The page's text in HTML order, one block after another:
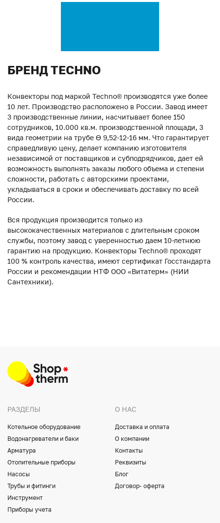
БРЕНД TECHNO
Конвекторы под маркой Techno® производятся уже более
10 лет. Производство расположено в России. Завод имеет
3 производственные линии, насчитывает более 150
сотрудников, 10.000 кв.м. производственной площади, 3
вида геометрии на трубе ϴ 9,52-12-16 мм. Что гарантирует
справедливую цену, делает компанию изготовителя
независимой от поставщиков и субподрядчиков, дает ей
возможность выполнять заказы любого объема и степени
сложности, работать с авторскими проектами,
укладываться в сроки и обеспечивать доставку по всей
России.
Вся продукция производится только из
высококачественных материалов с длительным сроком
службы, поэтому завод с уверенностью даем 10-летнюю
гарантию на продукцию. Конвекторы Techno® проходят
100 % контроль качества, имеют сертификат Госстандарта
России и рекомендации НТФ ООО «Витатерм» (НИИ
Сантехники).
РАЗДЕЛЫ
Котельное оборудование
Водонагреватели и баки
Арматура
Отопительные приборы
Насосы
Трубы и фитинги
Инструмент
Приборы учета
О НАС
Доставка и оплата
О компании
Контакты
Реквизиты
Блог
Договор- оферта